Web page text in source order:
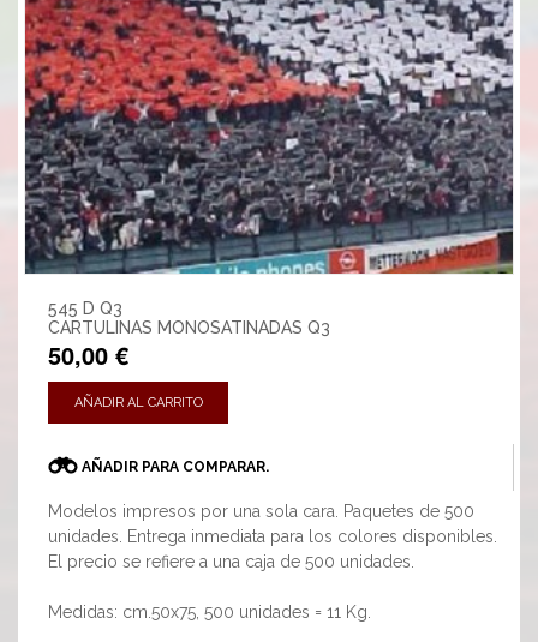
545 D Q3
CARTULINAS MONOSATINADAS Q3
50,00 €
AÑADIR AL CARRITO
AÑADIR PARA COMPARAR.
Modelos impresos por una sola cara. Paquetes de 500
unidades. Entrega inmediata para los colores disponibles.
El precio se refiere a una caja de 500 unidades.
Medidas: cm.50x75, 500 unidades = 11 Kg.